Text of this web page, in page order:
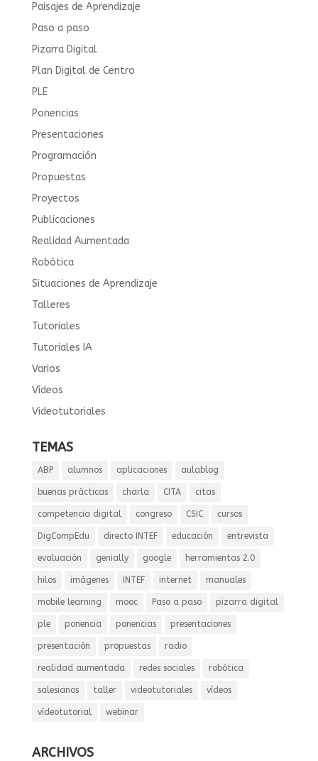
Paisajes de Aprendizaje
Paso a paso
Pizarra Digital
Plan Digital de Centro
PLE
Ponencias
Presentaciones
Programación
Propuestas
Proyectos
Publicaciones
Realidad Aumentada
Robótica
Situaciones de Aprendizaje
Talleres
Tutoriales
Tutoriales IA
Varios
Vídeos
Videotutoriales
TEMAS
ABP alumnos aplicaciones aulablog
buenas prácticas charla CITA citas
competencia digital congreso CSIC cursos
DigCompEdu directo INTEF educación entrevista
evaluación genially google herramientas 2.0
hilos imágenes INTEF internet manuales
mobile learning mooc Paso a paso pizarra digital
ple ponencia ponencias presentaciones
presentación propuestas radio
realidad aumentada redes sociales robótica
salesianos taller videotutoriales vídeos
vídeotutorial webinar
ARCHIVOS